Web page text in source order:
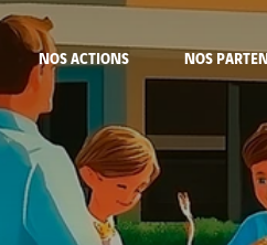
NOS ACTIONS NOS